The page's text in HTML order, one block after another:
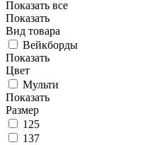
Показать все
Показать
Вид товара
Вейкборды
Показать
Цвет
Мульти
Показать
Размер
125
137